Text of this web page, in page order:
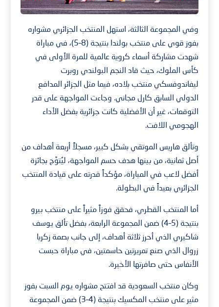
وفي المجموعة الثالثة، استهل المنتخب الجزائري مشواره
بفوز قوي على منتخب بولندا بنتيجة (8–5)، في مباراة
شهدت مشاركة أسماء كروية عالمية للمرة الأولى في
كأس الملوك، حيث قاد النجم البولندي روبرت
ليفاندوفسكي منتخب بلاده، فيما مثل الجزائر المدافع
الدولي السابق كارل مجاني. وجاءت المواجهة على قدر
التوقعات، غير أن الأفضلية كانت جزائرية بفضل الأداء
الهجومي اللافت.
وتألق هاريس الموتقي بشكل كبير، مسجلاً أربعة أهداف من
أصل ثمانية، من بينها هدف حسم المواجهة، ليُتوَّج بجائزة
أفضل لاعب في المباراة، مؤكداً قدرته على قيادة المنتخب
الجزائري بعيداً في البطولة.
أما المنتخب القطري، فحقق فوزاً مثيراً على منتخب بيرو
بنتيجة (5–4) ضمن المجموعة الرابعة، بفضل تألق يوسف
شاكيري الذي أحرز ثلاثة أهداف، إلى جانب بصمة زكريا
زروال الذي صنع تمريرتين حاسمتين، في مباراة حبست
الأنفاس حتى صافرتها الأخيرة.
وكان منتخب السعودية قد افتتح مشواره يوم السبت بفوز
مثير على منتخب المكسيك بنتيجة (4–3) ضمن المجموعة